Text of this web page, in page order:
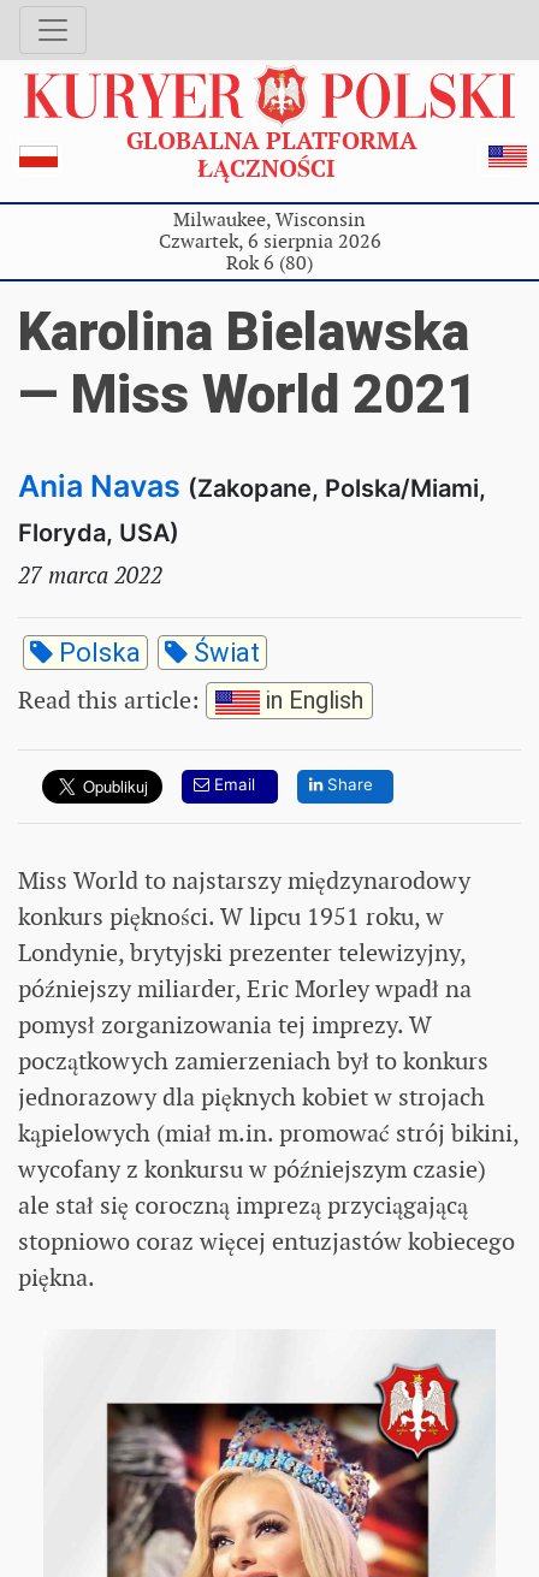
GLOBALNA PLATFORMA
ŁĄCZNOŚCI
Milwaukee, Wisconsin
Czwartek, 6 sierpnia 2026
Rok 6 (80)
Karolina Bielawska
— Miss World 2021
Ania Navas (Zakopane, Polska/Miami,
Floryda, USA)
27 marca 2022
Polska Świat
Read this article: in English
Email Share
Miss World to najstarszy międzynarodowy
konkurs piękności. W lipcu 1951 roku, w
Londynie, brytyjski prezenter telewizyjny,
późniejszy miliarder, Eric Morley wpadł na
pomysł zorganizowania tej imprezy. W
początkowych zamierzeniach był to konkurs
jednorazowy dla pięknych kobiet w strojach
kąpielowych (miał m.in. promować strój bikini,
wycofany z konkursu w późniejszym czasie)
ale stał się coroczną imprezą przyciągającą
stopniowo coraz więcej entuzjastów kobiecego
piękna.